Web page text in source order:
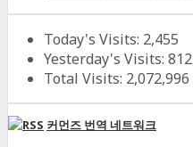
Today's Visits: 2,455
Yesterday's Visits: 812
Total Visits: 2,072,996
커먼즈 번역 네트워크